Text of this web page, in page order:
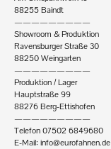
88255 Baindt
—————————
Showroom & Produktion
Ravensburger Straße 30
88250 Weingarten
—————————
Produktion / Lager
Hauptstraße 99
88276 Berg-Ettishofen
—————————
Telefon 07502 6849680
E-Mail: info@eurofahnen.de